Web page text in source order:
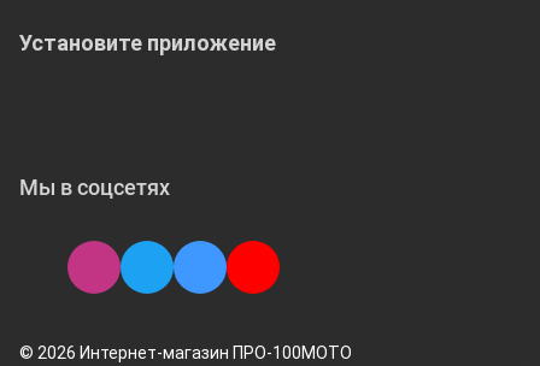
Мы в соцсетях
Установите приложение
© 2026 Интернет-магазин ПРО-100МОТО